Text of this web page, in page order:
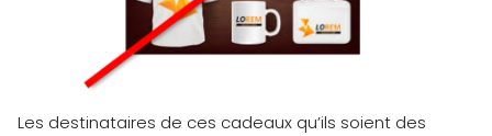
Les destinataires de ces cadeaux qu’ils soient des